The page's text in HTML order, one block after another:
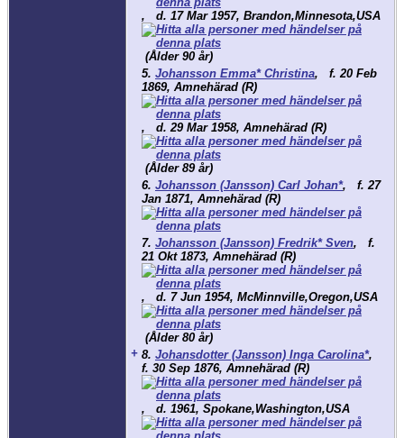
, d. 17 Mar 1957, Brandon,Minnesota,USA
(Ålder 90 år)
5. Johansson Emma* Christina, f. 20 Feb
1869, Amnehärad (R)
, d. 29 Mar 1958, Amnehärad (R)
(Ålder 89 år)
6. Johansson (Jansson) Carl Johan*, f. 27
Jan 1871, Amnehärad (R)
7. Johansson (Jansson) Fredrik* Sven, f.
21 Okt 1873, Amnehärad (R)
, d. 7 Jun 1954, McMinnville,Oregon,USA
(Ålder 80 år)
+ 8. Johansdotter (Jansson) Inga Carolina*,
f. 30 Sep 1876, Amnehärad (R)
, d. 1961, Spokane,Washington,USA